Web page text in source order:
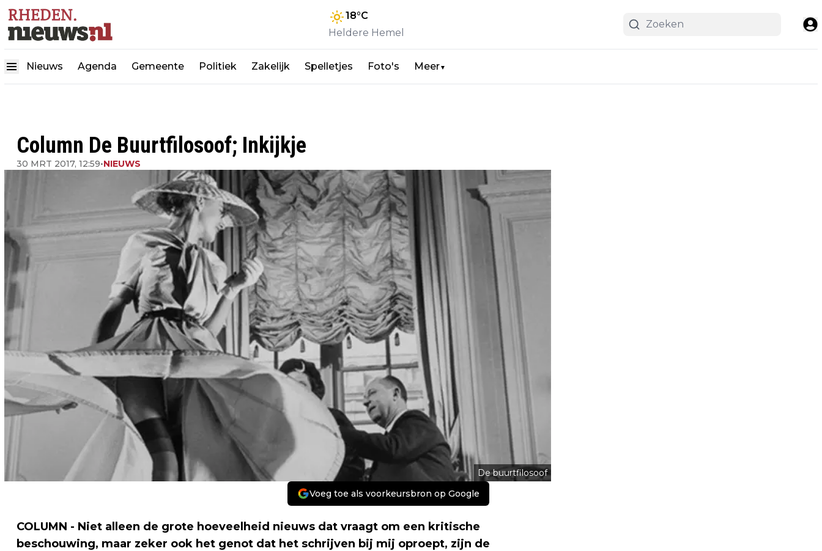
18°C
Heldere Hemel
Nieuws Agenda Gemeente Politiek Zakelijk Spelletjes Foto's Meer▼
Column De Buurtfilosoof; Inkijkje
30 MRT 2017, 12:59•NIEUWS
De buurtfilosoof
Voeg toe als voorkeursbron op Google
COLUMN - Niet alleen de grote hoeveelheid nieuws dat vraagt om een kritische
beschouwing, maar zeker ook het genot dat het schrijven bij mij oproept, zijn de